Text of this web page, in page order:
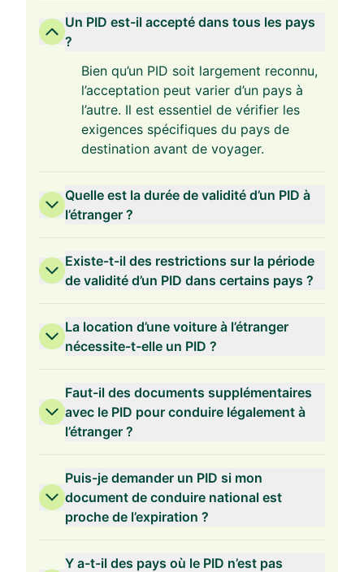
Un PID est-il accepté dans tous les pays
?
Bien qu’un PID soit largement reconnu,
l’acceptation peut varier d’un pays à
l’autre. Il est essentiel de vérifier les
exigences spécifiques du pays de
destination avant de voyager.
Quelle est la durée de validité d’un PID à
l’étranger ?
Existe-t-il des restrictions sur la période
de validité d’un PID dans certains pays ?
La location d’une voiture à l’étranger
nécessite-t-elle un PID ?
Faut-il des documents supplémentaires
avec le PID pour conduire légalement à
l’étranger ?
Puis-je demander un PID si mon
document de conduire national est
proche de l’expiration ?
Y a-t-il des pays où le PID n’est pas